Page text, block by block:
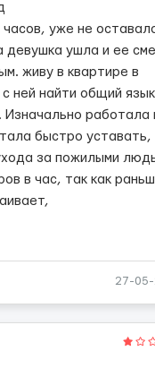
уже не
девушка ушла и ее
живу в квартире в
ней найти общий
Изначально работала
быстро уставать,
за пожилыми
в час, так как
27-